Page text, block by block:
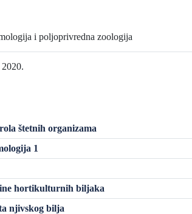
i poljoprivredna zoologija
štetnih organizama
1
hortikulturnih biljaka
njivskog bilja